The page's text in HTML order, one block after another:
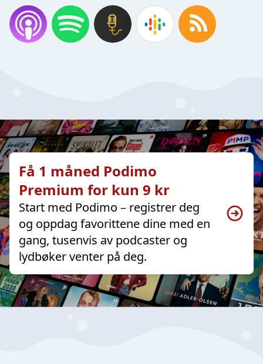
Få 1 måned Podimo
Premium for kun 9 kr
Start med Podimo – registrer deg
og oppdag favorittene dine med en
gang, tusenvis av podcaster og
lydbøker venter på deg.